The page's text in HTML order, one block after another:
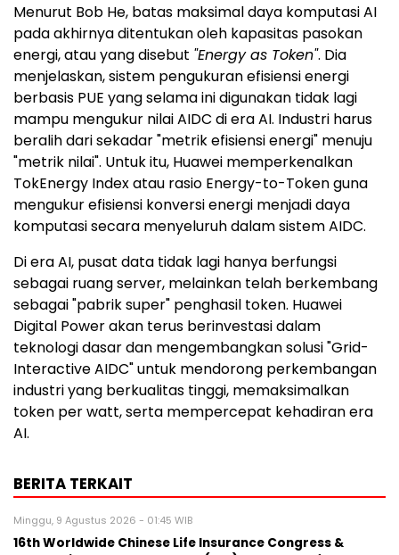
Menurut Bob He, batas maksimal daya komputasi AI
pada akhirnya ditentukan oleh kapasitas pasokan
energi, atau yang disebut "Energy as Token". Dia
menjelaskan, sistem pengukuran efisiensi energi
berbasis PUE yang selama ini digunakan tidak lagi
mampu mengukur nilai AIDC di era AI. Industri harus
beralih dari sekadar "metrik efisiensi energi" menuju
"metrik nilai". Untuk itu, Huawei memperkenalkan
TokEnergy Index atau rasio Energy-to-Token guna
mengukur efisiensi konversi energi menjadi daya
komputasi secara menyeluruh dalam sistem AIDC.
Di era AI, pusat data tidak lagi hanya berfungsi
sebagai ruang server, melainkan telah berkembang
sebagai "pabrik super" penghasil token. Huawei
Digital Power akan terus berinvestasi dalam
teknologi dasar dan mengembangkan solusi "Grid-
Interactive AIDC" untuk mendorong perkembangan
industri yang berkualitas tinggi, memaksimalkan
token per watt, serta mempercepat kehadiran era
AI.
BERITA TERKAIT
Minggu, 9 Agustus 2026 - 01:45 WIB
16th Worldwide Chinese Life Insurance Congress &